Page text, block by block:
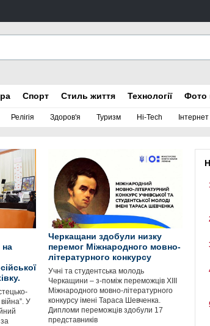
Релігія Здоров'я Туризм Hi-Tech Інтернет
Спорт Стиль життя Технології Фото
на
У
Черкащани здобули низку
перемог Міжнародного мовно-
літературного конкурсу
Учні та студентська молодь
Черкащини – з-поміж переможців XIII
Міжнародного мовно-літературного
конкурсу імені Тараса Шевченка.
Дипломи переможців здобули 17
представників